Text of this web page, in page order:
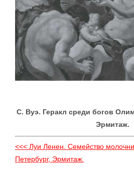
С. Вуэ. Геракл среди богов
Эрмитаж.
<<< Луи Ленен. Семейство
Петербург, Эрмитаж.